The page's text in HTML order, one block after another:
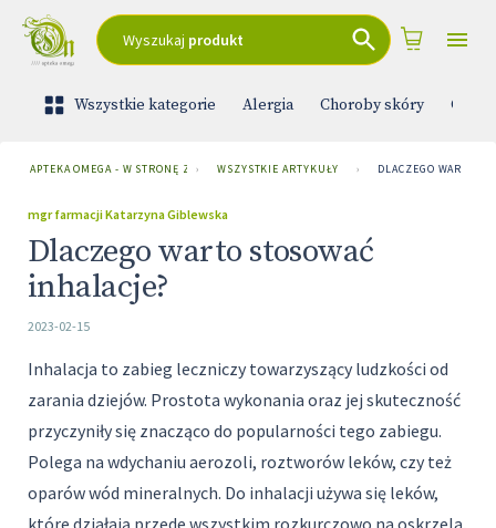
Wyszukaj produkt
Wszystkie kategorie Alergia Choroby skóry Ciąża
APTEKA OMEGA - W STRONĘ ZDROWIA
› WSZYSTKIE ARTYKUŁY › DLACZEGO WARTO
mgr farmacji Katarzyna Giblewska
Dlaczego warto stosować
inhalacje?
2023-02-15
Inhalacja to zabieg leczniczy towarzyszący ludzkości od
zarania dziejów. Prostota wykonania oraz jej skuteczność
przyczyniły się znacząco do popularności tego zabiegu.
Polega na wdychaniu aerozoli, roztworów leków, czy też
oparów wód mineralnych. Do inhalacji używa się leków,